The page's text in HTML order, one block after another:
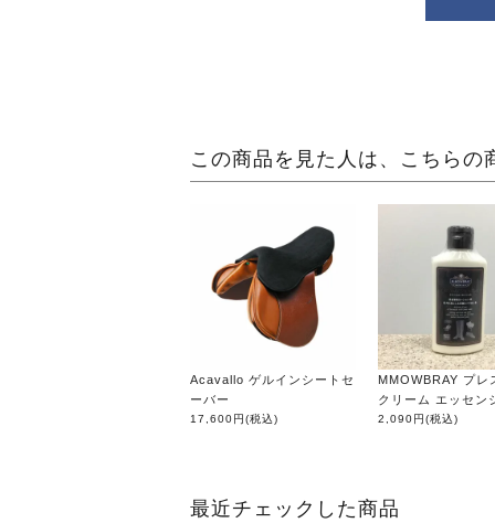
この商品を見た人は、こちらの
Acavallo ゲルインシートセ
ーバー
17,600円(税込)
MMOWBRAY プレ
クリーム エッセン
2,090円(税込)
最近チェックした商品